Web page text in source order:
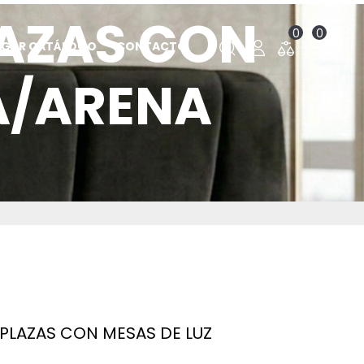
CATÁLOGO CONTACTO
0 0
CON
ARENA
CON MESAS DE LUZ